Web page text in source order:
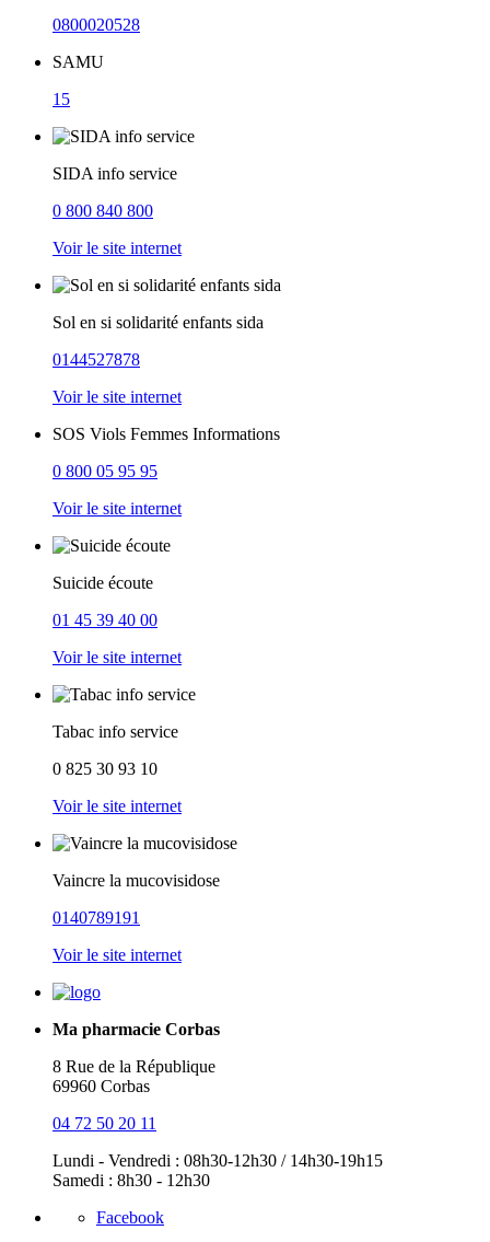
0800020528
SAMU
15
SIDA info service
0 800 840 800
Voir le site internet
Sol en si solidarité enfants sida
0144527878
Voir le site internet
SOS Viols Femmes Informations
0 800 05 95 95
Voir le site internet
Suicide écoute
01 45 39 40 00
Voir le site internet
Tabac info service
0 825 30 93 10
Voir le site internet
Vaincre la mucovisidose
0140789191
Voir le site internet
Ma pharmacie Corbas
8 Rue de la République
69960 Corbas
04 72 50 20 11
Lundi - Vendredi : 08h30-12h30 / 14h30-19h15
Samedi : 8h30 - 12h30
Facebook